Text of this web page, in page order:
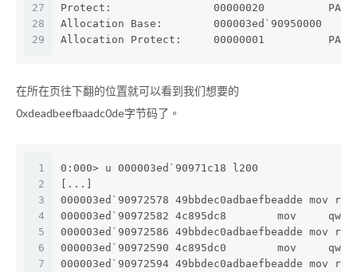
27
28
29
Protect:                00000020
Allocation Base:        000003ed`90950000
Allocation Protect:     00000001
在所在页往下翻的位置就可以看到我们想要的
0xdeadbeefbaadc0de字节码了。
1
2
3
4
5
6
7
0:000> u 000003ed`90971c18 l200
[...]
000003ed`90972578 49bbdec0adbaefbeadde mov
000003ed`90972582 4c895dc8        mov
000003ed`90972586 49bbdec0adbaefbeadde mov
000003ed`90972590 4c895dc0        mov
000003ed`90972594 49bbdec0adbaefbeadde mov